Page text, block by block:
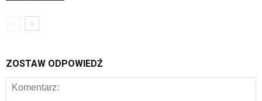
ZOSTAW ODPOWIEDŹ